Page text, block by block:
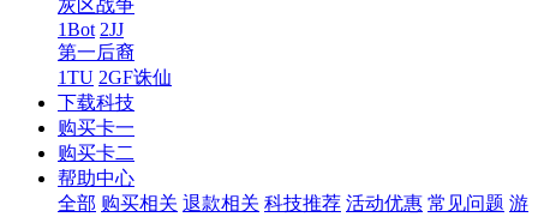
灰区战争
1Bot 2JJ
第一后裔
1TU 2GF诛仙
下载科技
购买卡一
购买卡二
帮助中心
全部 购买相关 退款相关 科技推荐 活动优惠 常见问题 游